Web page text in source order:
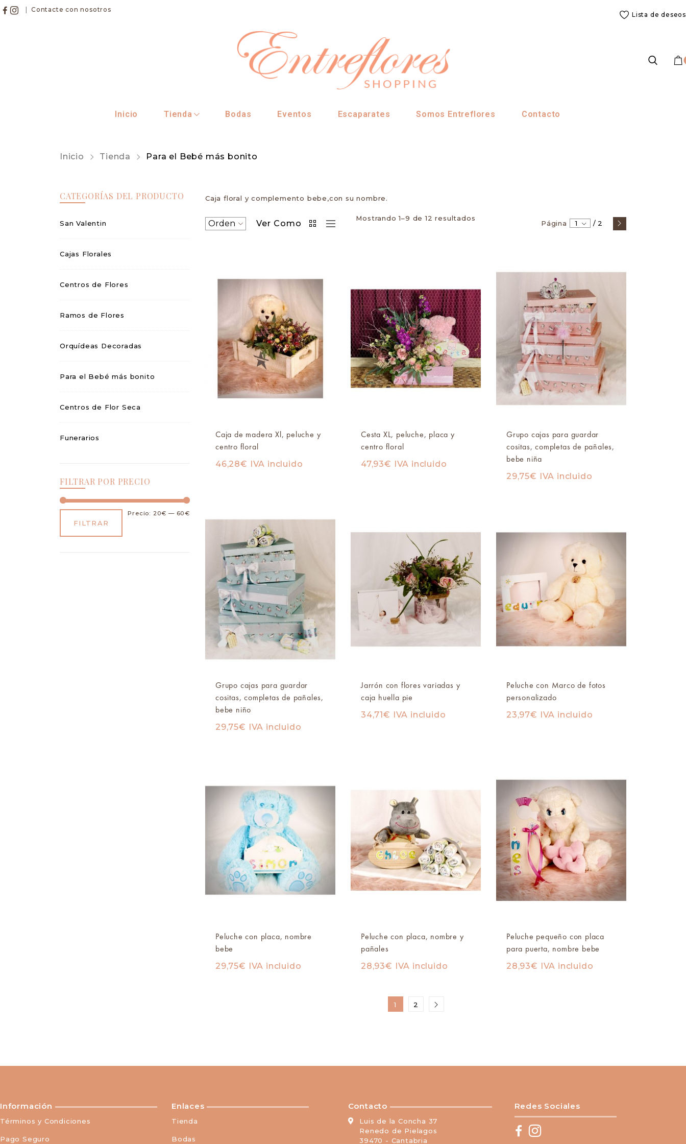
Contacte con nosotros
Lista de deseos
Inicio Tienda Bodas Eventos Escaparates Somos Entreflores Contacto
Inicio Tienda Para el Bebé más bonito
CATEGORÍAS DEL PRODUCTO
San Valentin
Cajas Florales
Centros de Flores
Ramos de Flores
Orquídeas Decoradas
Para el Bebé más bonito
Centros de Flor Seca
Funerarios
FILTRAR POR PRECIO
FILTRAR
Precio: 20€ — 60€
Caja floral y complemento bebe,con su nombre.
Ver Como
Mostrando 1–9 de 12 resultados
Página 1 / 2
Caja de madera Xl, peluche y
centro floral
46,28€ IVA incluido
Cesta XL, peluche, placa y
centro floral
47,93€ IVA incluido
Grupo cajas para guardar
cositas, completas de pañales,
bebe niña
29,75€ IVA incluido
Grupo cajas para guardar
cositas, completas de pañales,
bebe niño
29,75€ IVA incluido
Jarrón con flores variadas y
caja huella pie
34,71 € IVA incluido
Peluche con Marco de fotos
personalizado
23,97€ IVA incluido
Peluche con placa, nombre
bebe
29,75€ IVA incluido
Peluche con placa, nombre y
pañales
28,93€ IVA incluido
Peluche pequeño con placa
para puerta, nombre bebe
28,93€ IVA incluido
1 2
Información
Términos y Condiciones
Pago Seguro
Enlaces
Tienda
Bodas
Contacto
Luis de la Concha 37
Renedo de Pielagos
39470 - Cantabria
Redes Sociales